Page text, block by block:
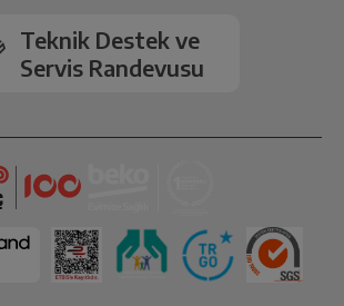
Teknik Destek ve
Servis Randevusu